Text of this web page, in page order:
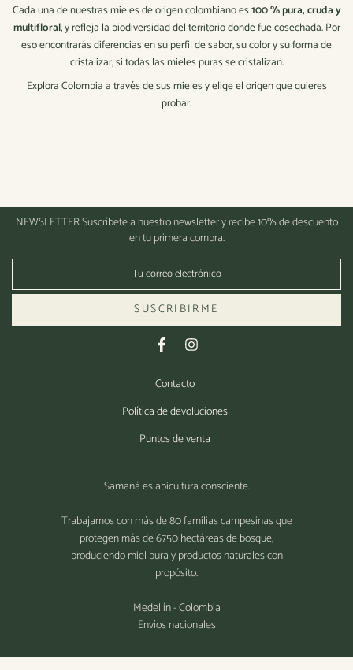
Cada una de nuestras mieles de origen colombiano es100 % pura, cruda y
multifloral, y refleja la biodiversidad del territorio donde fue cosechada. Por
eso encontrarás diferencias en su perfil de sabor, su color y su forma de
cristalizar, si todas las mieles puras se cristalizan.
Explora Colombia a través de sus mieles y elige el origen que quieres
probar.
Contacto
Política de devoluciones
Puntos de venta
NEWSLETTERSuscríbete a nuestro newsletter y recibe 10% de descuento
en tu primera compra.
SUSCRIBIRME
Samaná es apicultura consciente.
Trabajamos con más de 80 familias campesinas que
protegen más de 6750 hectáreas de bosque,
produciendo miel pura y productos naturales con
propósito.
Medellín - Colombia
Envíos nacionales